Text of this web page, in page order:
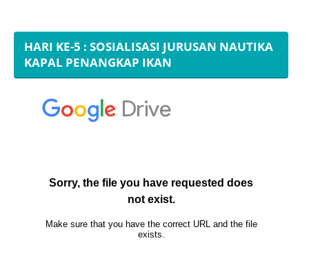
HARI KE-5 : SOSIALISASI JURUSAN NAUTIKA
KAPAL PENANGKAP IKAN